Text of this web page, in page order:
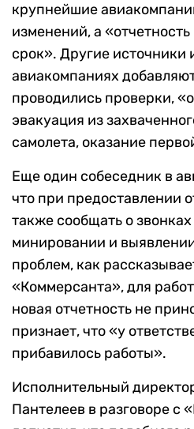
крупнейшие
изменений, а
срок». Другие источники
авиакомпаниях
проводились проверки,
эвакуация из
самолета, оказание
Еще один собеседник в
что при предоставлении
также сообщать о
минировании и
проблем, как
«Коммерсанта», для
новая отчетность не
признает, что «у
прибавилось работы».
Исполнительный
Пантелеев в разговоре с